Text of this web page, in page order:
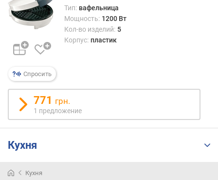
о
п
п
у
я
р
о
д
Спросить
Тип: вафельница
Мощность: 1200 Вт
Кол-во изделий: 5
Корпус: пластик
771 грн.
1 предложение
Кухня
Кухня